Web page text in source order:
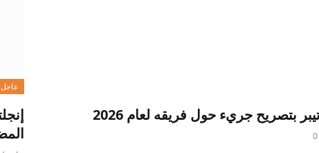
بتصريح جريء حول فريقه لعام 2026
0